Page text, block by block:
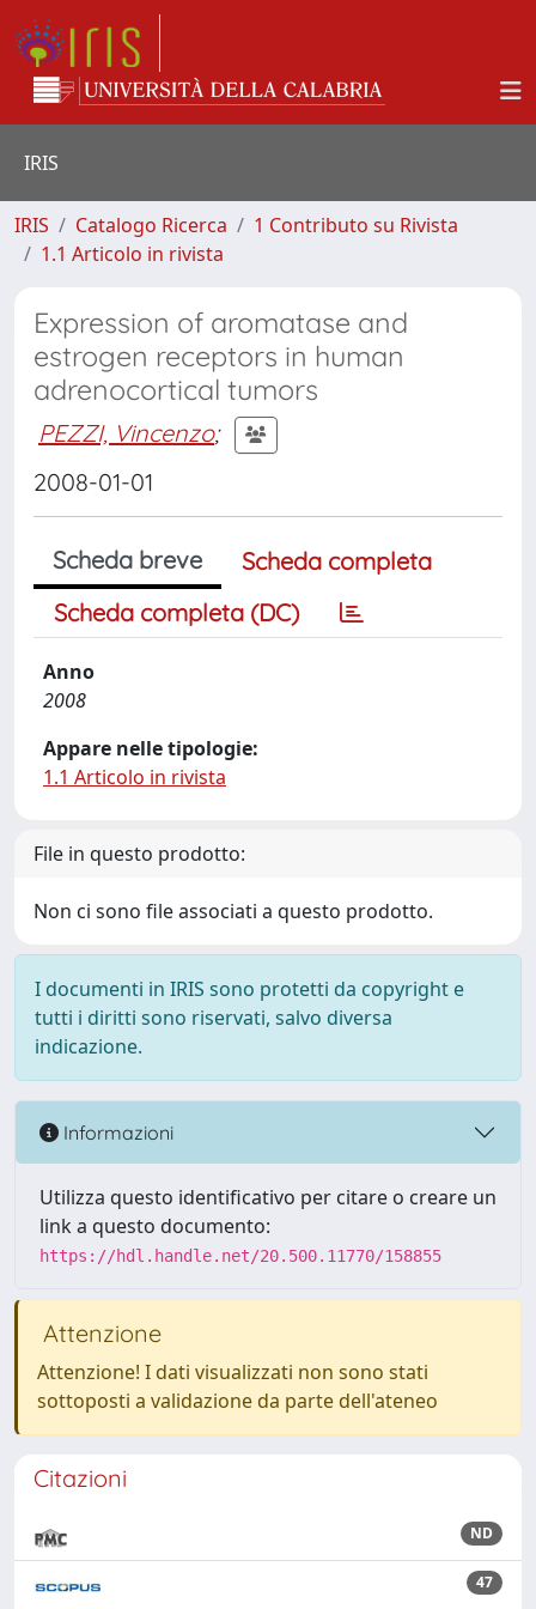
IRIS
IRIS Catalogo Ricerca
1 Contributo su Rivista
1.1 Articolo in rivista
Expression of aromatase and
estrogen receptors in human
adrenocortical tumors
PEZZI, Vincenzo;
2008-01-01
Scheda breve
Scheda completa
Scheda completa (DC)
Anno
2008
Appare nelle tipologie:
1.1 Articolo in rivista
File in questo prodotto:
Non ci sono file associati a questo prodotto.
I documenti in IRIS sono protetti da copyright e
tutti i diritti sono riservati, salvo diversa
indicazione.
Informazioni
Utilizza questo identificativo per citare o creare un
link a questo documento:
https://hdl.handle.net/20.500.11770/158855
Attenzione
Attenzione! I dati visualizzati non sono stati
sottoposti a validazione da parte dell'ateneo
Citazioni
ND
47